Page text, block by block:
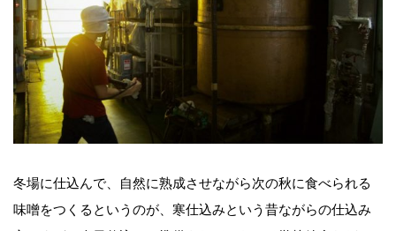
冬場に仕込んで、自然に熟成させながら次の秋に食べられる
味噌をつくるというのが、寒仕込みという昔ながらの仕込み